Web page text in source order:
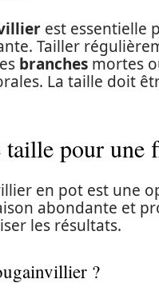
est essentielle
Tailler
branches mortes
La taille doit
taille pour une
en pot est une
abondante et
les résultats.
?